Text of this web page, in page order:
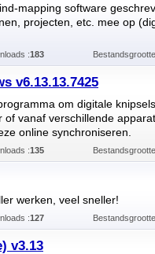
mapping software
projecten, etc. mee op
:183
v6.13.13.7425
om digitale
of vanaf verschillende
online synchroniseren.
:135
werken, veel sneller!
:127
v3.13